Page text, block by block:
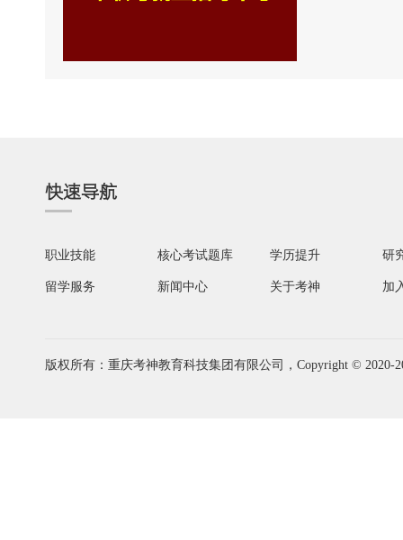
快速导航
职业技能 核心考试题库 学历提升 研
留学服务 新闻中心 关于考神 加
版权所有：重庆考神教育科技集团有限公司，Copyright © 2020-